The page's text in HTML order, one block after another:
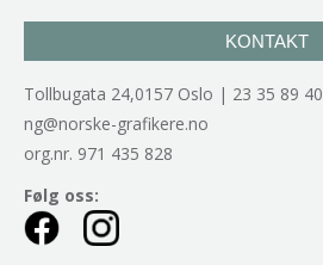
KONTAKT
Tollbugata 24,0157 Oslo | 23 35 89 40
ng@norske-grafikere.no
org.nr. 971 435 828
Følg oss: